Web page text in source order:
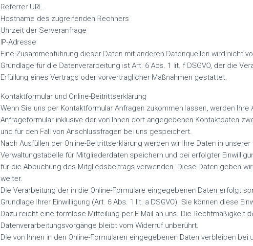
Referrer URL
Hostname des zugreifenden Rechners
Uhrzeit der Serveranfrage
IP-Adresse
Eine Zusammenführung dieser Daten mit anderen Datenquellen wird nicht
Grundlage für die Datenverarbeitung ist Art. 6 Abs. 1 lit. f DSGVO, der die
Erfüllung eines Vertrags oder vorvertraglicher Maßnahmen gestattet.
Kontaktformular und Online-Beitrittserklärung
Wenn Sie uns per Kontaktformular Anfragen zukommen lassen, werden Ihre
Anfrageformular inklusive der von Ihnen dort angegebenen Kontaktdaten
und für den Fall von Anschlussfragen bei uns gespeichert.
Nach Ausfüllen der Online-Beitrittserklärung werden wir Ihre Daten in
Verwaltungstabelle für Mitgliederdaten speichern und bei erfolgter
für die Abbuchung des Mitgliedsbeitrags verwenden. Diese Daten geben
weiter.
Die Verarbeitung der in die Online-Formulare eingegebenen Daten erfolgt
Grundlage Ihrer Einwilligung (Art. 6 Abs. 1 lit. a DSGVO). Sie können diese
Dazu reicht eine formlose Mitteilung per E-Mail an uns. Die Rechtmäßigkeit
Datenverarbeitungsvorgänge bleibt vom Widerruf unberührt.
Die von Ihnen in den Online-Formularen eingegebenen Daten verbleiben bei